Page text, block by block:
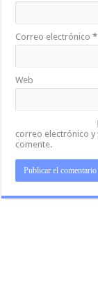
Correo electrónico*
Web
correo electrónico
comente.